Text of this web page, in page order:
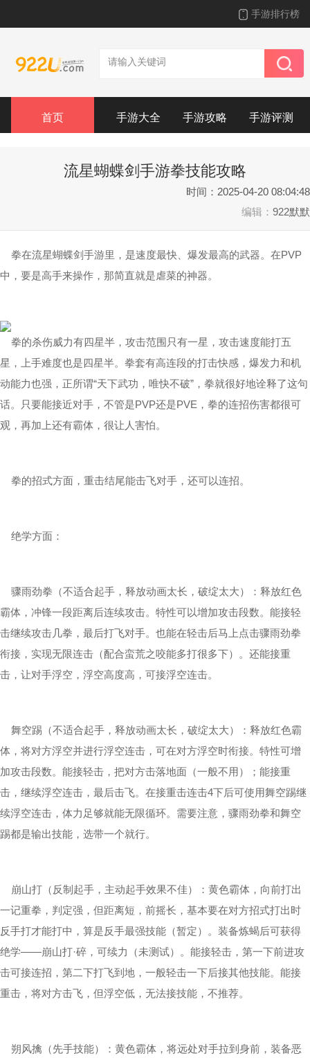
手游排行榜
首页 手游大全 手游攻略 手游评测
流星蝴蝶剑手游拳技能攻略
时间：2025-04-20 08:04:48
编辑： 922默默
拳在流星蝴蝶剑手游里，是速度最快、爆发最高的武器。在PVP
中，要是高手来操作，那简直就是虐菜的神器。
拳的杀伤威力有四星半，攻击范围只有一星，攻击速度能打五
星，上手难度也是四星半。拳套有高连段的打击快感，爆发力和机
动能力也强，正所谓“天下武功，唯快不破”，拳就很好地诠释了这句
话。只要能接近对手，不管是PVP还是PVE，拳的连招伤害都很可
观，再加上还有霸体，很让人害怕。
拳的招式方面，重击结尾能击飞对手，还可以连招。
绝学方面：
骤雨劲拳（不适合起手，释放动画太长，破绽太大）：释放红色
霸体，冲锋一段距离后连续攻击。特性可以增加攻击段数。能接轻
击继续攻击几拳，最后打飞对手。也能在轻击后马上点击骤雨劲拳
衔接，实现无限连击（配合蛮荒之咬能多打很多下）。还能接重
击，让对手浮空，浮空高度高，可接浮空连击。
舞空踢（不适合起手，释放动画太长，破绽太大）：释放红色霸
体，将对方浮空并进行浮空连击，可在对方浮空时衔接。特性可增
加攻击段数。能接轻击，把对方击落地面（一般不用）；能接重
击，继续浮空连击，最后击飞。在接重击连击4下后可使用舞空踢继
续浮空连击，体力足够就能无限循环。需要注意，骤雨劲拳和舞空
踢都是输出技能，选带一个就行。
崩山打（反制起手，主动起手效果不佳）：黄色霸体，向前打出
一记重拳，判定强，但距离短，前摇长，基本要在对方招式打出时
反手打才能打中，算是反手最强技能（暂定）。装备炼蝎后可获得
绝学——崩山打·碎，可续力（未测试）。能接轻击，第一下前进攻
击可接连招，第二下打飞到地，一般轻击一下后接其他技能。能接
重击，将对方击飞，但浮空低，无法接技能，不推荐。
朔风擒（先手技能）：黄色霸体，将远处对手拉到身前，装备恶